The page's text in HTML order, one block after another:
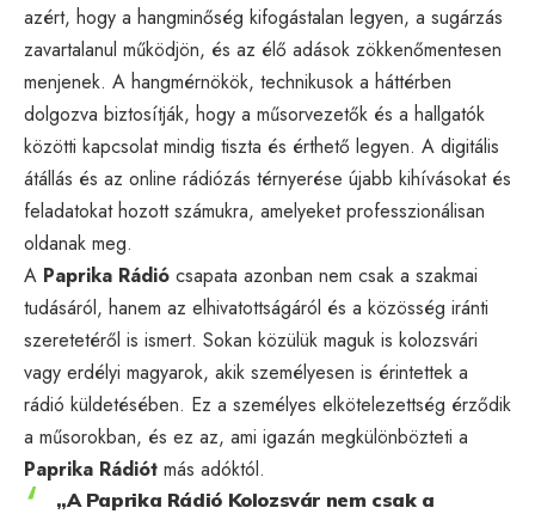
azért, hogy a hangminőség kifogástalan legyen, a sugárzás
zavartalanul működjön, és az élő adások zökkenőmentesen
menjenek. A hangmérnökök, technikusok a háttérben
dolgozva biztosítják, hogy a műsorvezetők és a hallgatók
közötti kapcsolat mindig tiszta és érthető legyen. A digitális
átállás és az online rádiózás térnyerése újabb kihívásokat és
feladatokat hozott számukra, amelyeket professzionálisan
oldanak meg.
A Paprika Rádió csapata azonban nem csak a szakmai
tudásáról, hanem az elhivatottságáról és a közösség iránti
szeretetéről is ismert. Sokan közülük maguk is kolozsvári
vagy erdélyi magyarok, akik személyesen is érintettek a
rádió küldetésében. Ez a személyes elkötelezettség érződik
a műsorokban, és ez az, ami igazán megkülönbözteti a
Paprika Rádiót más adóktól.
„A Paprika Rádió Kolozsvár nem csak a